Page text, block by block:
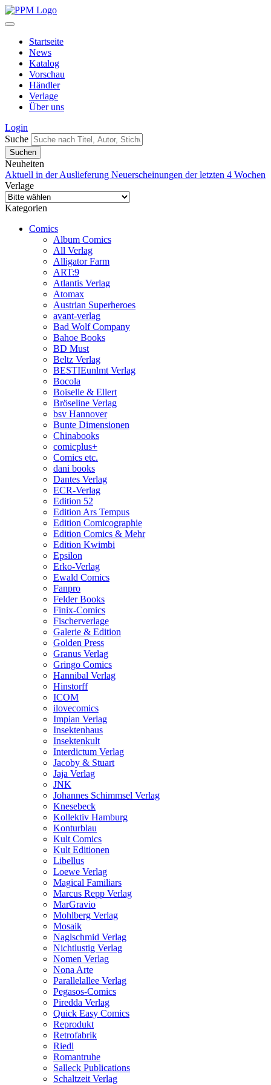
Startseite
News
Katalog
Vorschau
Händler
Verlage
Über uns
Login
Suche
Neuheiten
Aktuell in der Auslieferung Neuerscheinungen der letzten 4 Wochen
Verlage
Kategorien
Comics
Album Comics
All Verlag
Alligator Farm
ART:9
Atlantis Verlag
Atomax
Austrian Superheroes
avant-verlag
Bad Wolf Company
Bahoe Books
BD Must
Beltz Verlag
BESTIEunlmt Verlag
Bocola
Boiselle & Ellert
Bröseline Verlag
bsv Hannover
Bunte Dimensionen
Chinabooks
comicplus+
Comics etc.
dani books
Dantes Verlag
ECR-Verlag
Edition 52
Edition Ars Tempus
Edition Comicographie
Edition Comics & Mehr
Edition Kwimbi
Epsilon
Erko-Verlag
Ewald Comics
Fanpro
Felder Books
Finix-Comics
Fischerverlage
Galerie & Edition
Golden Press
Granus Verlag
Gringo Comics
Hannibal Verlag
Hinstorff
ICOM
ilovecomics
Impian Verlag
Insektenhaus
Insektenkult
Interdictum Verlag
Jacoby & Stuart
Jaja Verlag
JNK
Johannes Schimmsel Verlag
Knesebeck
Kollektiv Hamburg
Konturblau
Kult Comics
Kult Editionen
Libellus
Loewe Verlag
Magical Familiars
Marcus Repp Verlag
MarGravio
Mohlberg Verlag
Mosaik
Naglschmid Verlag
Nichtlustig Verlag
Nomen Verlag
Nona Arte
Parallelallee Verlag
Pegasos-Comics
Piredda Verlag
Quick Easy Comics
Reprodukt
Retrofabrik
Riedl
Romantruhe
Salleck Publications
Schaltzeit Verlag